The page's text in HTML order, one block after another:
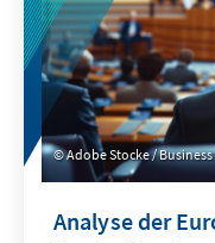
plädieren sie
Adobe Stocke /
Analyse der